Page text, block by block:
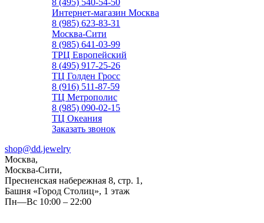
8 (495) 540-54-50
Интернет-магазин Москва
8 (985) 623-83-31
Москва-Сити
8 (985) 641-03-99
ТРЦ Европейский
8 (495) 917-25-26
ТЦ Голден Гросс
8 (916) 511-87-59
ТЦ Метрополис
8 (985) 090-02-15
ТЦ Океания
Заказать звонок
shop@dd.jewelry
Москва,
Москва-Сити,
Пресненская набережная 8, стр. 1,
Башня «Город Столиц», 1 этаж
Пн—Вс 10:00 – 22:00